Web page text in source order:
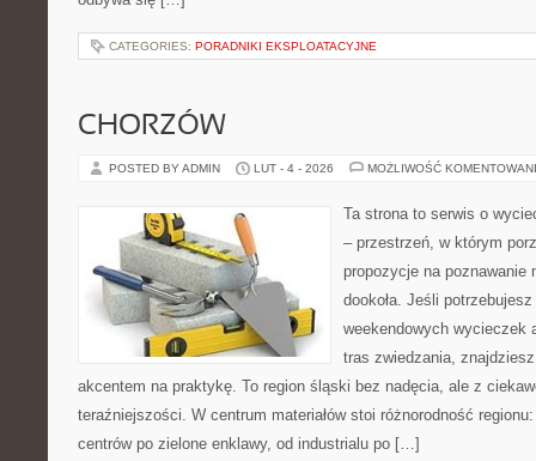
CATEGORIES: PORADNIKI EKSPLOATACYJNE
CHORZÓW
POSTED BY ADMIN LUT - 4 - 2026 MOŻLIWOŚĆ
Ta strona to serwis o
– przestrzeń, w którym
propozycje na poznawanie
dookoła. Jeśli
weekendowych wycieczek
tras zwiedzania,
akcentem na praktykę. To region śląski bez nadęcia, ale z
teraźniejszości. W centrum materiałów stoi różnorodność
centrów po zielone enklawy, od industrialu po […]